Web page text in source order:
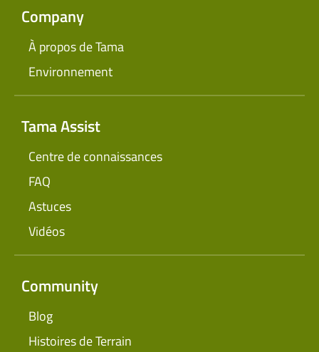
Company
À propos de Tama
Environnement
Tama Assist
Centre de connaissances
FAQ
Astuces
Vidéos
Community
Blog
Histoires de Terrain